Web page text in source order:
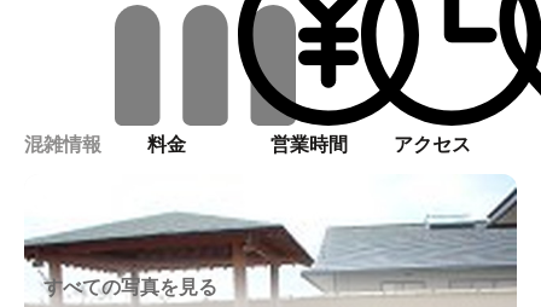
混雑情報 料金 営業時間 アクセス
すべての写真を見る